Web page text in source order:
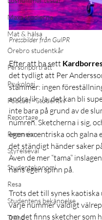
Maxa studierna
Mat & hälsa
Örebro studentkår
Personporträtt
Psykologi
Podcast - Studentliv
Reportage
Recension
Styrelseval
Studentekonomi
Resa
Studentens bekännelse
Trend
Pressbilder från GulPR
Efter att ha sett
det tydligt att Per
stämmer: ingen
andra lik. Ja, det kan bli
inte bara på grund av de
numren. Sketcherna i sig,
egen excentriska och galna
det ständigt händer saker
Även de mer “tama”
hans egen spinn på.
Trots det till synes kaotiska
varje nummer väldigt
om det finns sketcher som